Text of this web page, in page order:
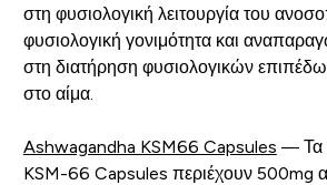
στη φυσιολογική λειτουργία του
φυσιολογική γονιμότητα και
στη διατήρηση φυσιολογικών
στο αίμα.
Ashwagandha KSM66 Capsules — Τα
KSM-66 Capsules περιέχουν 500mg